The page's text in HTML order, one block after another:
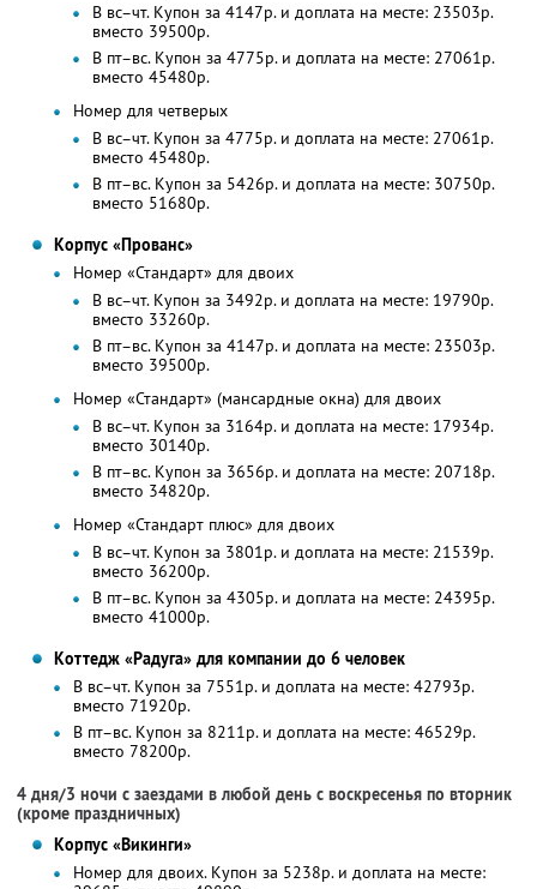
В вс–чт. Купон за 4147р. и доплата на месте: 23503р.
вместо 39500р.
В пт–вс. Купон за 4775р. и доплата на месте: 27061р.
вместо 45480р.
Номер для четверых
В вс–чт. Купон за 4775р. и доплата на месте: 27061р.
вместо 45480р.
В пт–вс. Купон за 5426р. и доплата на месте: 30750р.
вместо 51680р.
Корпус «Прованс»
Номер «Стандарт» для двоих
В вс–чт. Купон за 3492р. и доплата на месте: 19790р.
вместо 33260р.
В пт–вс. Купон за 4147р. и доплата на месте: 23503р.
вместо 39500р.
Номер «Стандарт» (мансардные окна) для двоих
В вс–чт. Купон за 3164р. и доплата на месте: 17934р.
вместо 30140р.
В пт–вс. Купон за 3656р. и доплата на месте: 20718р.
вместо 34820р.
Номер «Стандарт плюс» для двоих
В вс–чт. Купон за 3801р. и доплата на месте: 21539р.
вместо 36200р.
В пт–вс. Купон за 4305р. и доплата на месте: 24395р.
вместо 41000р.
Коттедж «Радуга» для компании до 6 человек
В вс–чт. Купон за 7551р. и доплата на месте: 42793р.
вместо 71920р.
В пт–вс. Купон за 8211р. и доплата на месте: 46529р.
вместо 78200р.
4 дня/3 ночи с заездами в любой день с воскресенья по вторник
(кроме праздничных)
Корпус «Викинги»
Номер для двоих. Купон за 5238р. и доплата на месте: